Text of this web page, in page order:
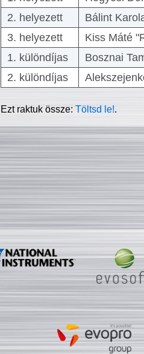
2. helyezett
Bálint
3. helyezett
Kiss Máté
1. különdíjas
Bosznai
2. különdíjas
Ezt raktuk össze:Töltsd le!.